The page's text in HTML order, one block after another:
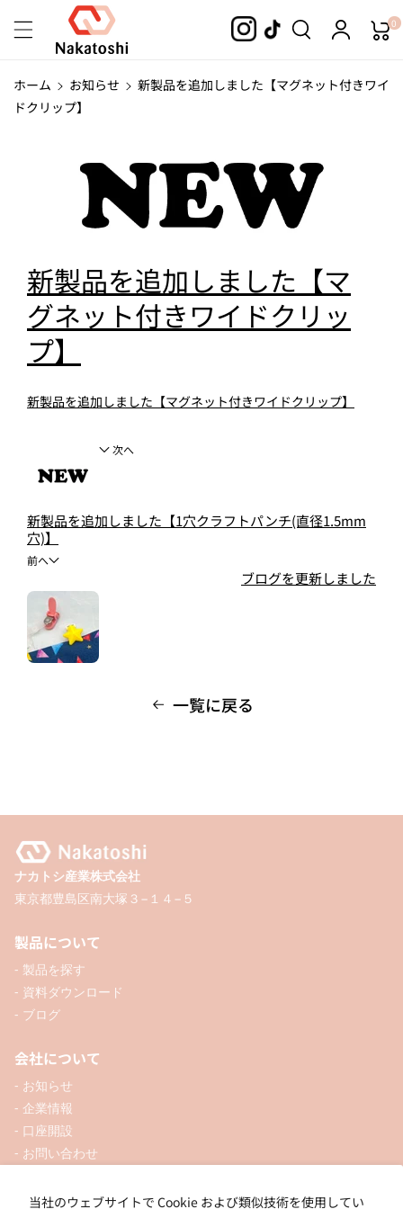
当社のウェブサイトで Cookie および類似技術を使用してい
コンテンツ
に進む
0
ホーム お知らせ
新製品を追加しました【マグネット付きワイ
ドクリップ】
新製品を追加しました【マ
グネット付きワイドクリッ
プ】
新製品を追加しました【マグネット付きワイドクリップ】
次へ
新製品を追加しました【1穴クラフトパンチ(直径1.5mm
穴)】
前へ
ブログを更新しました
一覧に戻る
ナカトシ産業株式会社
東京都豊島区南大塚３−１４−５
製品について
- 製品を探す
- 資料ダウンロード
- ブログ
会社について
- お知らせ
- 企業情報
- 口座開設
- お問い合わせ
ソーシャル